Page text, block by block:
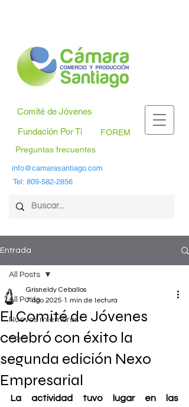
Tel: 809-582-2856
info@camarasantiago.com
FOREM
Comité de Jóvenes
Fundación Por Ti
Preguntas frecuentes
Entrada
All Posts
Nuevos miembros
CRC
All Posts
El Comité de Jóvenes
celebró con éxito la
segunda edición Nexo
Empresarial
Grisneldy Ceballos
7 ago 2025 1 min de lectura
La actividad tuvo lugar en las